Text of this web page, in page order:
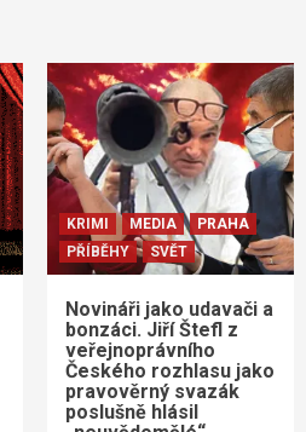
KRIMI MEDIA
PRAHA
PŘÍBĚHY
SVĚT
Novináři jako udavači a
bonzáci. Jiří Štefl z
veřejnoprávního
Českého rozhlasu jako
pravověrný svazák
poslušně hlásil